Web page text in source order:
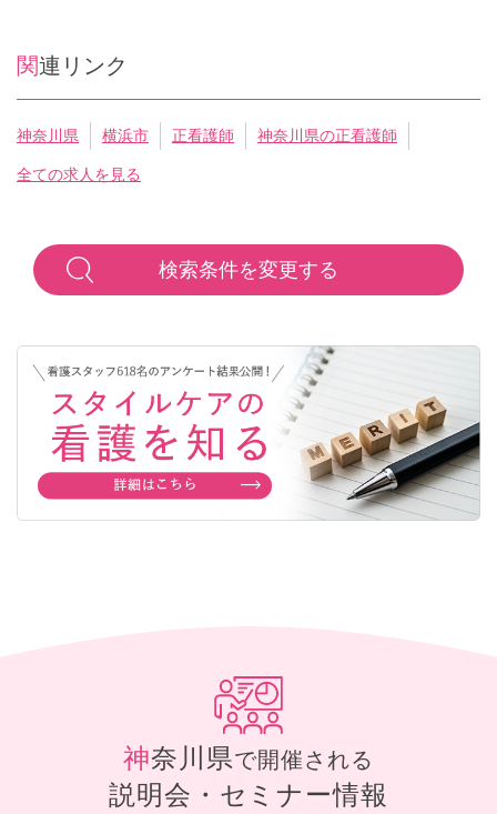
関連リンク
神奈川県 横浜市 正看護師 神奈川県の正看護師
全ての求人を見る
検索条件を変更する
神奈川県で開催される
説明会・セミナー情報